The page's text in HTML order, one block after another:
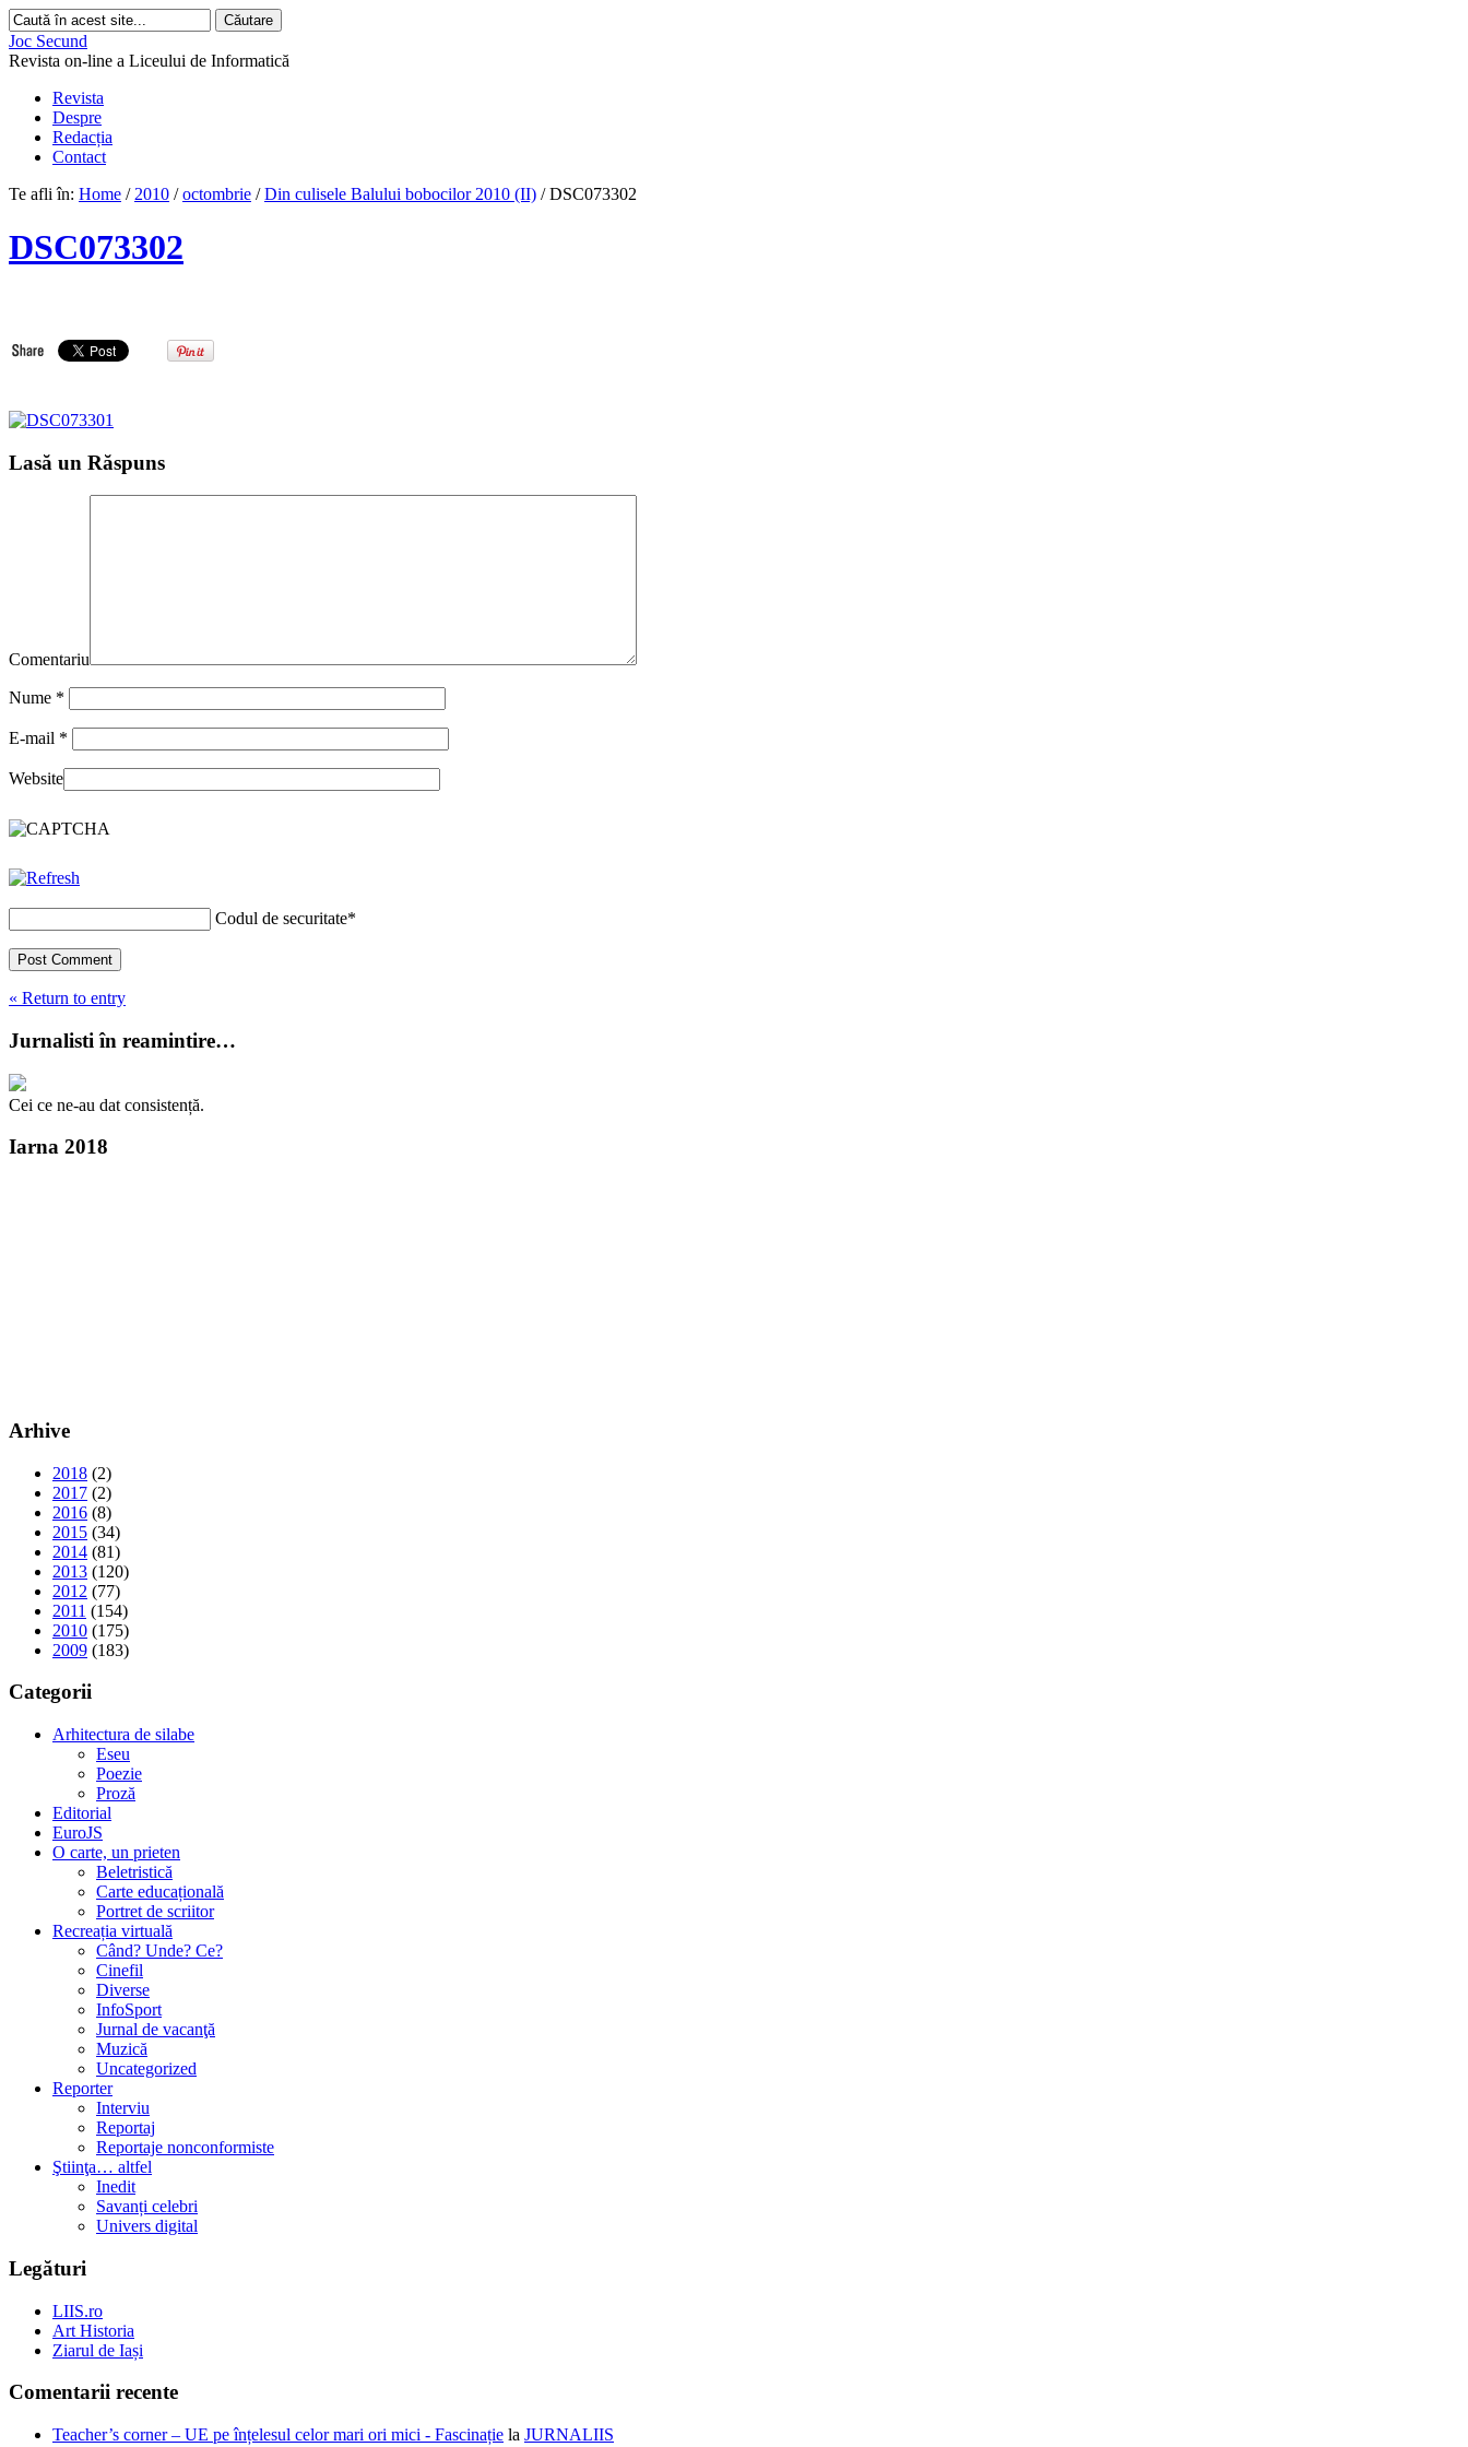
Joc Secund
Revista on-line a Liceului de Informatică
Revista
Despre
Redacția
Contact
Te afli în: Home / 2010 / octombrie / Din culisele Balului bobocilor 2010 (II) / DSC073302
DSC073302
Lasă un Răspuns
Comentariu
Nume *
E-mail *
Website
Codul de securitate*
« Return to entry
Jurnalisti în reamintire…
Cei ce ne-au dat consistență.
Iarna 2018
Arhive
2018 (2)
2017 (2)
2016 (8)
2015 (34)
2014 (81)
2013 (120)
2012 (77)
2011 (154)
2010 (175)
2009 (183)
Categorii
Arhitectura de silabe
Eseu
Poezie
Proză
Editorial
EuroJS
O carte, un prieten
Beletristică
Carte educațională
Portret de scriitor
Recreația virtuală
Când? Unde? Ce?
Cinefil
Diverse
InfoSport
Jurnal de vacanţă
Muzică
Uncategorized
Reporter
Interviu
Reportaj
Reportaje nonconformiste
Ştiinţa… altfel
Inedit
Savanți celebri
Univers digital
Legături
LIIS.ro
Art Historia
Ziarul de Iași
Comentarii recente
Teacher’s corner – UE pe înțelesul celor mari ori mici - Fascinație la JURNALIIS